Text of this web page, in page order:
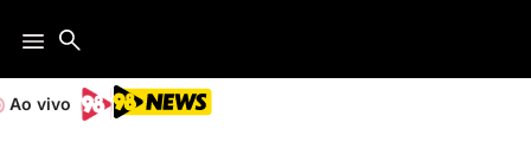
Ao vivo